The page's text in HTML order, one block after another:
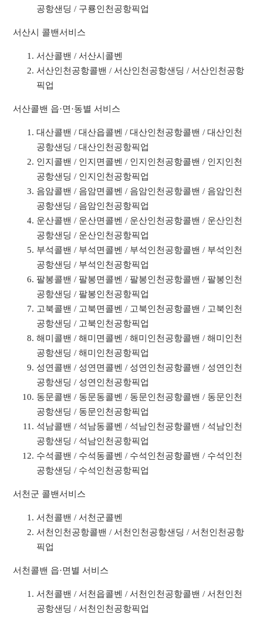
공항샌딩 / 구룡인천공항픽업
서산시 콜밴서비스
서산콜밴 / 서산시콜벤
서산인천공항콜밴 / 서산인천공항샌딩 / 서산인천공항
픽업
서산콜밴 읍·면·동별 서비스
대산콜밴 / 대산읍콜벤 / 대산인천공항콜밴 / 대산인천
공항샌딩 / 대산인천공항픽업
인지콜밴 / 인지면콜벤 / 인지인천공항콜밴 / 인지인천
공항샌딩 / 인지인천공항픽업
음암콜밴 / 음암면콜벤 / 음암인천공항콜밴 / 음암인천
공항샌딩 / 음암인천공항픽업
운산콜밴 / 운산면콜벤 / 운산인천공항콜밴 / 운산인천
공항샌딩 / 운산인천공항픽업
부석콜밴 / 부석면콜벤 / 부석인천공항콜밴 / 부석인천
공항샌딩 / 부석인천공항픽업
팔봉콜밴 / 팔봉면콜벤 / 팔봉인천공항콜밴 / 팔봉인천
공항샌딩 / 팔봉인천공항픽업
고북콜밴 / 고북면콜벤 / 고북인천공항콜밴 / 고북인천
공항샌딩 / 고북인천공항픽업
해미콜밴 / 해미면콜벤 / 해미인천공항콜밴 / 해미인천
공항샌딩 / 해미인천공항픽업
성연콜밴 / 성연면콜벤 / 성연인천공항콜밴 / 성연인천
공항샌딩 / 성연인천공항픽업
동문콜밴 / 동문동콜벤 / 동문인천공항콜밴 / 동문인천
공항샌딩 / 동문인천공항픽업
석남콜밴 / 석남동콜벤 / 석남인천공항콜밴 / 석남인천
공항샌딩 / 석남인천공항픽업
수석콜밴 / 수석동콜벤 / 수석인천공항콜밴 / 수석인천
공항샌딩 / 수석인천공항픽업
서천군 콜밴서비스
서천콜밴 / 서천군콜벤
서천인천공항콜밴 / 서천인천공항샌딩 / 서천인천공항
픽업
서천콜밴 읍·면별 서비스
서천콜밴 / 서천읍콜벤 / 서천인천공항콜밴 / 서천인천
공항샌딩 / 서천인천공항픽업